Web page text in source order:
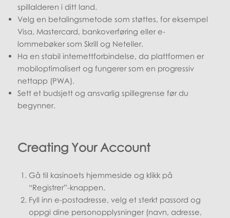
spillalderen i ditt land.
Velg en betalingsmetode som støttes, for eksempel
Visa, Mastercard, bankoverføring eller e-
lommebøker som Skrill og Neteller.
Ha en stabil internettforbindelse, da plattformen er
mobiloptimalisert og fungerer som en progressiv
nettapp (PWA).
Sett et budsjett og ansvarlig spillegrense før du
begynner.
Creating Your Account
Gå til kasinoets hjemmeside og klikk på
“Registrer”-knappen.
Fyll inn e-postadresse, velg et sterkt passord og
oppgi dine personopplysninger (navn, adresse,